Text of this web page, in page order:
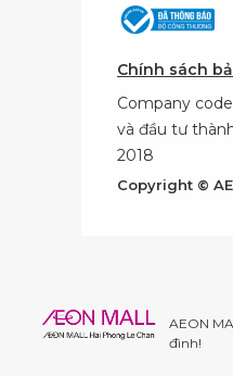
Chính sách
Company
và đầu tư
2018
Copyright ©
AEON
đình!